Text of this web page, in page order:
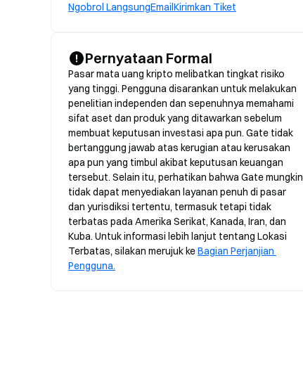
Ngobrol LangsungEmailKirimkan Tiket
Pernyataan Formal
Pasar mata uang kripto melibatkan tingkat risiko
yang tinggi. Pengguna disarankan untuk melakukan
penelitian independen dan sepenuhnya memahami
sifat aset dan produk yang ditawarkan sebelum
membuat keputusan investasi apa pun. Gate tidak
bertanggung jawab atas kerugian atau kerusakan
apa pun yang timbul akibat keputusan keuangan
tersebut. Selain itu, perhatikan bahwa Gate mungkin
tidak dapat menyediakan layanan penuh di pasar
dan yurisdiksi tertentu, termasuk tetapi tidak
terbatas pada Amerika Serikat, Kanada, Iran, dan
Kuba. Untuk informasi lebih lanjut tentang Lokasi
Terbatas, silakan merujuk ke Bagian Perjanjian
Pengguna.